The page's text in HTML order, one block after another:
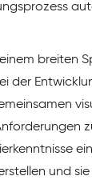
breiten
der
und